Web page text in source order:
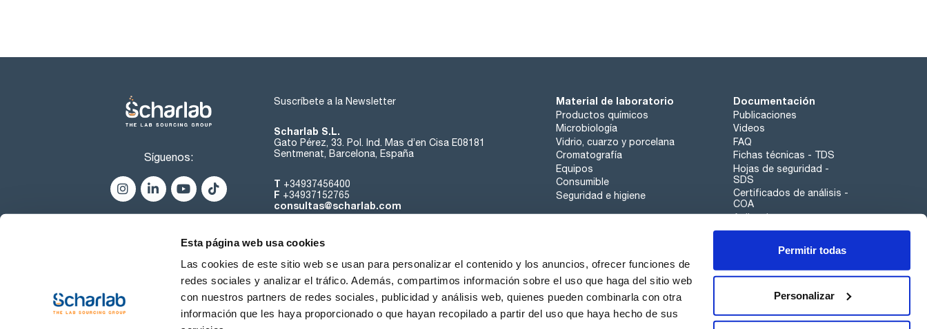
Esta página web usa cookies
Las cookies de este sitio web se usan para personalizar el contenido y los anuncios, ofrecer funciones de
redes sociales y analizar el tráfico. Además, compartimos información sobre el uso que haga del sitio web
con nuestros partners de redes sociales, publicidad y análisis web, quienes pueden combinarla con otra
información que les haya proporcionado o que hayan recopilado a partir del uso que haya hecho de sus
Permitir todas
Personalizar
Síguenos:
Suscríbete a la Newsletter
Scharlab S.L.
Gato Pérez, 33. Pol. Ind. Mas d’en Cisa E08181
Sentmenat, Barcelona, España
T +34937456400
F +34937152765
consultas@scharlab.com
Material de laboratorio
Productos químicos
Microbiología
Vidrio, cuarzo y porcelana
Cromatografía
Equipos
Consumible
Seguridad e higiene
Documentación
Publicaciones
Videos
FAQ
Fichas técnicas - TDS
Hojas de seguridad -
SDS
Certificados de análisis -
COA
Aplicaciones
Tabla Periódica
Canal de denuncias
Sobre nosotros Contacta Noticias Trabaja con nosotros